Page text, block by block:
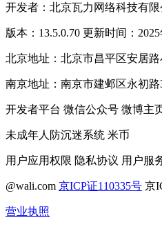
开发者：北京瓦力网络科技有限
版本：13.5.0.70 更新时间：2025
北京地址：北京市昌平区安居
南京地址：南京市建邺区永初
开发者平台 微信公众号 微博主
未成年人防沉迷系统 米币
用户应用权限 隐私协议 用户服
@wali.com 京ICP证110335号 京
营业执照